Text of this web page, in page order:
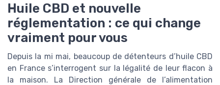
Huile CBD et nouvelle
réglementation : ce qui change
vraiment pour vous
Depuis la mi mai, beaucoup de détenteurs d’huile CBD
en France s’interrogent sur la légalité de leur flacon à
la maison. La Direction générale de l’alimentation